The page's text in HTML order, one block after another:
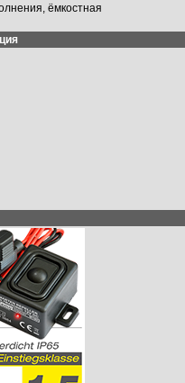
ёмкостная